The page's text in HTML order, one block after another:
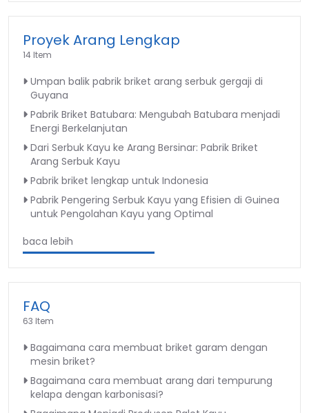
Proyek Arang Lengkap
14 Item
Umpan balik pabrik briket arang serbuk gergaji di
Guyana
Pabrik Briket Batubara: Mengubah Batubara menjadi
Energi Berkelanjutan
Dari Serbuk Kayu ke Arang Bersinar: Pabrik Briket
Arang Serbuk Kayu
Pabrik briket lengkap untuk Indonesia
Pabrik Pengering Serbuk Kayu yang Efisien di Guinea
untuk Pengolahan Kayu yang Optimal
baca lebih
FAQ
63 Item
Bagaimana cara membuat briket garam dengan
mesin briket?
Bagaimana cara membuat arang dari tempurung
kelapa dengan karbonisasi?